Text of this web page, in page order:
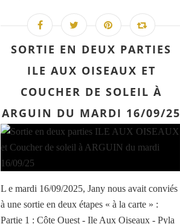
SORTIE EN DEUX PARTIES
ILE AUX OISEAUX ET
COUCHER DE SOLEIL À
ARGUIN DU MARDI 16/09/25
L e mardi 16/09/2025, Jany nous avait conviés
à une sortie en deux étapes « à la carte » :
Partie 1 : Côte Ouest - Ile Aux Oiseaux - Pyla